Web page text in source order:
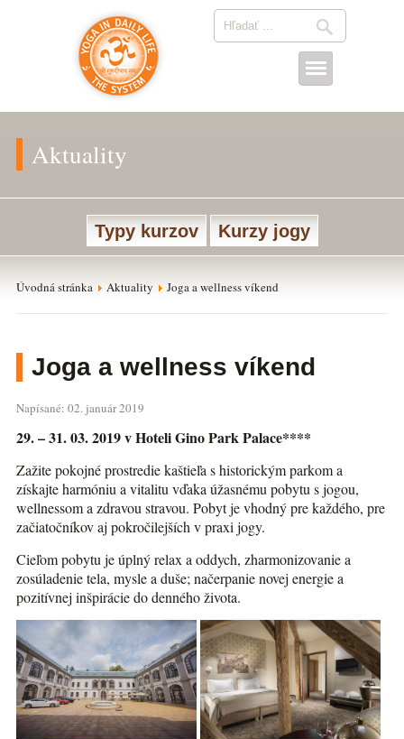
Aktuality
Typy kurzov Kurzy jogy
Úvodná stránka Aktuality Joga a wellness víkend
Joga a wellness víkend
Napísané: 02. január 2019
29. – 31. 03. 2019 v Hoteli Gino Park Palace****
Zažite pokojné prostredie kaštieľa s historickým parkom a
získajte harmóniu a vitalitu vďaka úžasnému pobytu s jogou,
wellnessom a zdravou stravou. Pobyt je vhodný pre každého, pre
začiatočníkov aj pokročilejších v praxi jogy.
Cieľom pobytu je úplný relax a oddych, zharmonizovanie a
zosúladenie tela, mysle a duše; načerpanie novej energie a
pozitívnej inšpirácie do denného života.